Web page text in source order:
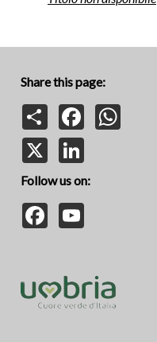
Share this page:
Share
Facebook
Follow us on:
Facebook